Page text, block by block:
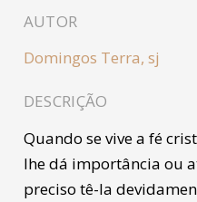
AUTOR
Domingos Terra, sj
DESCRIÇÃO
Quando se vive a fé
lhe dá importância ou
preciso tê-la